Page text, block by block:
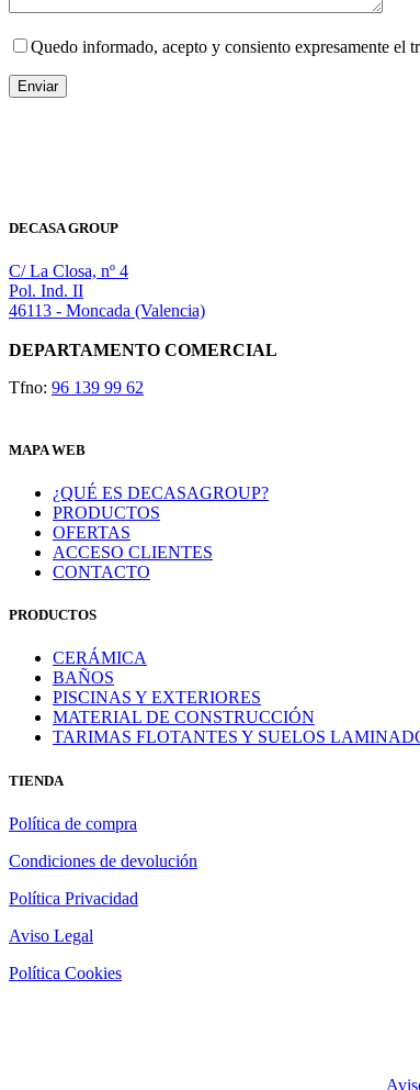
Quedo informado, acepto y consiento expresamente el
DECASA GROUP
C/ La Closa, nº 4
Pol. Ind. II
46113 - Moncada (Valencia)
DEPARTAMENTO COMERCIAL
Tfno: 96 139 99 62
MAPA WEB
¿QUÉ ES DECASAGROUP?
PRODUCTOS
OFERTAS
ACCESO CLIENTES
CONTACTO
PRODUCTOS
CERÁMICA
BAÑOS
PISCINAS Y EXTERIORES
MATERIAL DE CONSTRUCCIÓN
TARIMAS FLOTANTES Y SUELOS
TIENDA
Política de compra
Condiciones de devolución
Política Privacidad
Aviso Legal
Política Cookies